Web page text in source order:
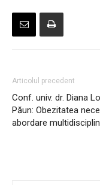
Articolul precedent
Conf. univ. dr. Diana
Păun: Obezitatea
abordare